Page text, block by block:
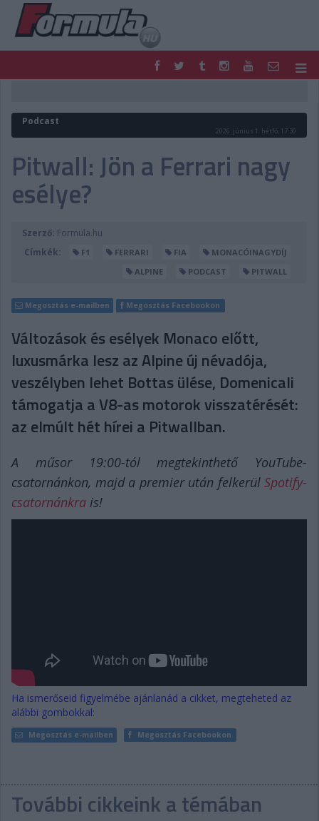
FORMULA
MOTOR
PODCAST
SHOP
DIGITÁLIS MAGAZIN
Podcast
2026. június 1. hétfő, 17:30
Pitwall: Jön a Ferrari nagy
esélye?
Szerző: Formula.hu
Címkék:
F1 FERRARI FIA
MONACÓINAGYDÍJ
ALPINE
PODCAST PITWALL
Megosztás e-mailben Megosztás Facebookon
Változások és esélyek Monaco előtt,
luxusmárka lesz az Alpine új névadója,
veszélyben lehet Bottas ülése, Domenicali
támogatja a V8-as motorok visszatérését:
az elmúlt hét hírei a Pitwallban.
A műsor 19:00-tól megtekinthető YouTube-
csatornánkon, majd a premier után felkerül Spotify-
csatornánkra is!
Ha ismerőseid figyelmébe ajánlanád a cikket, megteheted az
alábbi gombokkal:
Megosztás e-mailben Megosztás Facebookon
További cikkeink a témában